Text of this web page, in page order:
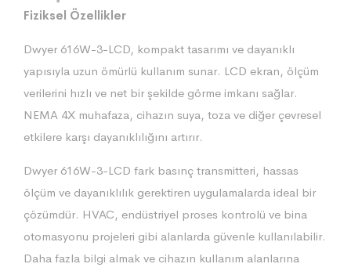
Fiziksel Özellikler
Dwyer 616W-3-LCD, kompakt tasarımı ve dayanıklı
yapısıyla uzun ömürlü kullanım sunar. LCD ekran, ölçüm
verilerini hızlı ve net bir şekilde görme imkanı sağlar.
NEMA 4X muhafaza, cihazın suya, toza ve diğer çevresel
etkilere karşı dayanıklılığını artırır.
Dwyer 616W-3-LCD fark basınç transmitteri, hassas
ölçüm ve dayanıklılık gerektiren uygulamalarda ideal bir
çözümdür. HVAC, endüstriyel proses kontrolü ve bina
otomasyonu projeleri gibi alanlarda güvenle kullanılabilir.
Daha fazla bilgi almak ve cihazın kullanım alanlarına